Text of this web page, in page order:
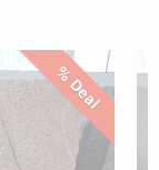
% Deal